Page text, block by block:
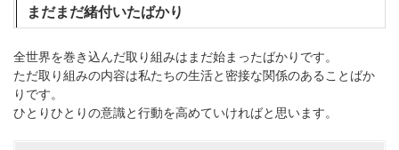
まだまだ緒付いたばかり
全世界を巻き込んだ取り組みはまだ始まったばかりです。
ただ取り組みの内容は私たちの生活と密接な関係のあることばか
りです。
ひとりひとりの意識と行動を高めていければと思います。